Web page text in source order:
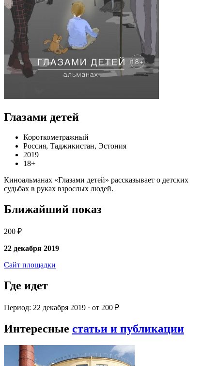
Глазами детей
Короткометражный
Россия, Таджикистан, Эстония
2019
18+
Киноальманах «Глазами детей» рассказывает о детских
судьбах в руках взрослых людей.
Ближайший показ
200 ₽
22 декабря 2019
Сайт площадки
Где идет
Период: 22 декабря 2019 · от 200 ₽
Интересные статьи и публикации